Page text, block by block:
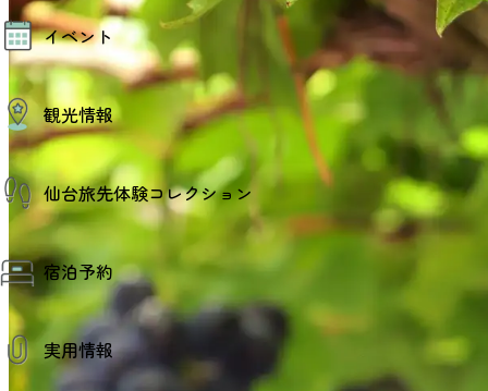
モデルコース
AIおまかせコース
オリジナルプラン
みんなの旅行記
イベント
イベント情報
その他イベント情報（音楽・展示会）
スポーツ情報
コンベンション情報
観光情報
観光スポット
温泉
美味いもの
プロスポーツチーム・プロオーケストラ
仙台の銘品
仙台夜時間
宿泊施設
仙台観光マップ
仙台旅先体験コレクション
仙台旅先体験コレクション
体験プログラム検索（予約）
体験事業者からのお知らせ
体験トピックス
体験事業者
宿泊予約
宿泊予約
実用情報